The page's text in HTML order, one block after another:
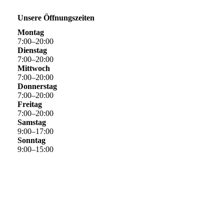
Unsere Öffnungszeiten
Montag
7:00–20:00
Dienstag
7:00–20:00
Mittwoch
7:00–20:00
Donnerstag
7:00–20:00
Freitag
7:00–20:00
Samstag
9:00–17:00
Sonntag
9:00–15:00